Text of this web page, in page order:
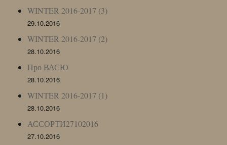
WINTER 2016-2017 (3)
29.10.2016
WINTER 2016-2017 (2)
28.10.2016
Про ВАСЮ
28.10.2016
WINTER 2016-2017 (1)
28.10.2016
АССОРТИ27102016
27.10.2016